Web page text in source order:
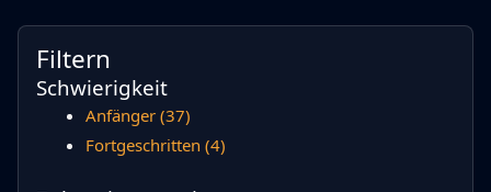
Filtern
Schwierigkeit
Anfänger (37)
Fortgeschritten (4)